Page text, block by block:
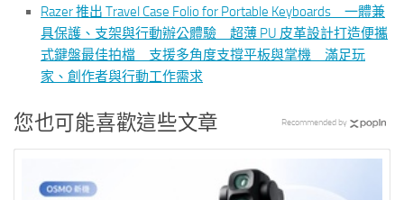
Razer 推出 Travel Case Folio for Portable Keyboards 一體兼
具保護、支架與行動辦公體驗 超薄 PU 皮革設計打造便攜
式鍵盤最佳拍檔 支援多角度支撐平板與掌機 滿足玩
家、創作者與行動工作需求
您也可能喜歡這些文章 Recommended by